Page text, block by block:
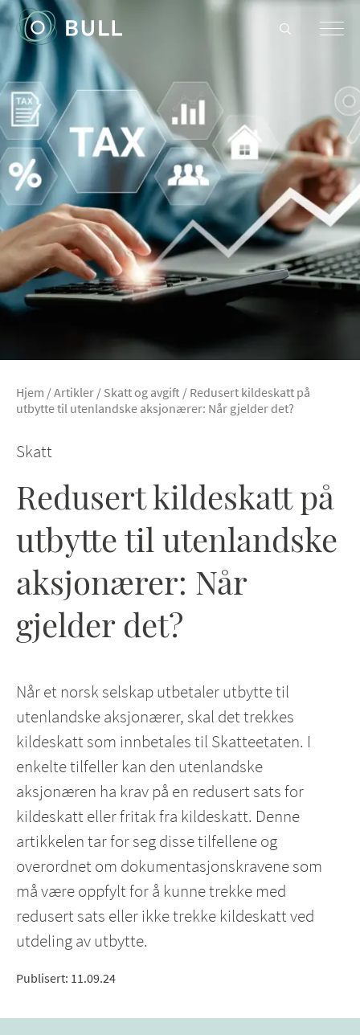
Hjem /Artikler / Skatt og avgift / Redusert kildeskatt på
utbytte til utenlandske aksjonærer: Når gjelder det?
Skatt
Redusert kildeskatt på
utbytte til utenlandske
aksjonærer: Når
gjelder det?
Når et norsk selskap utbetaler utbytte til
utenlandske aksjonærer, skal det trekkes
kildeskatt som innbetales til Skatteetaten. I
enkelte tilfeller kan den utenlandske
aksjonæren ha krav på en redusert sats for
kildeskatt eller fritak fra kildeskatt. Denne
artikkelen tar for seg disse tilfellene og
overordnet om dokumentasjonskravene som
må være oppfylt for å kunne trekke med
redusert sats eller ikke trekke kildeskatt ved
utdeling av utbytte.
Publisert: 11.09.24